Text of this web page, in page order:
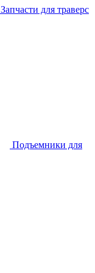
Запчасти для траверс
Подъемники для